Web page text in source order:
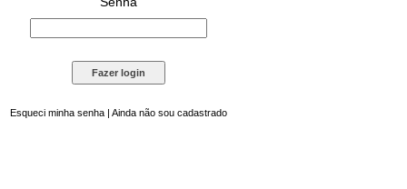
Esqueci minha senha | Ainda não sou cadastrado